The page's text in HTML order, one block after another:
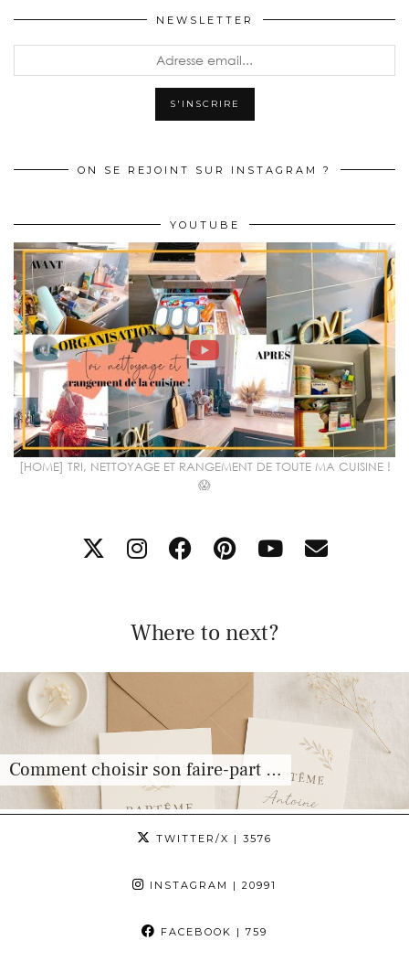
NEWSLETTER
ON SE REJOINT SUR INSTAGRAM ?
YOUTUBE
[HOME] TRI, NETTOYAGE ET RANGEMENT DE TOUTE MA CUISINE !
😱
Where to next?
Comment choisir son faire-part …
TWITTER/X | 3576
INSTAGRAM | 20991
FACEBOOK | 759